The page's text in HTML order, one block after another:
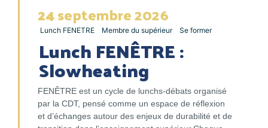
24septembre2026
Lunch FENETRE Membre du supérieur Se former
Lunch FENÊTRE :
Slowheating
FENÊTRE est un cycle de lunchs-débats organisé
par la CDT, pensé comme un espace de réflexion
et d’échanges autour des enjeux de durabilité et de